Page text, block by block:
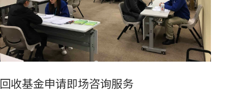
回收基金申请即场咨询服务